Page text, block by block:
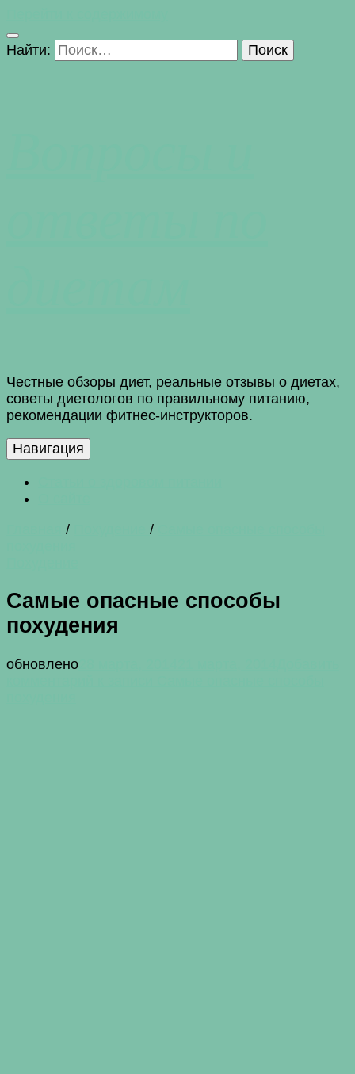
Найти:
Честные обзоры диет, реальные отзывы о диетах,
советы диетологов по правильному питанию,
рекомендации фитнес-инструкторов.
Навигация
/ /
Самые опасные способы
похудения
обновлено